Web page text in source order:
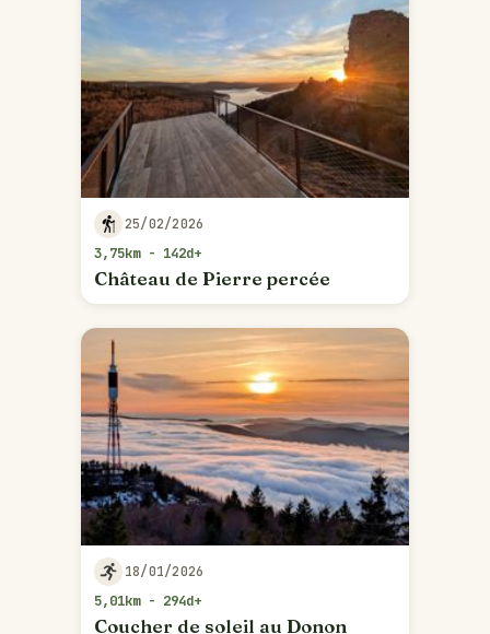
25/02/2026
3,75km - 142d+
Château de Pierre percée
18/01/2026
5,01km - 294d+
Coucher de soleil au Donon